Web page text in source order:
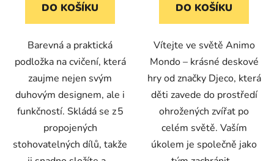
DO KOŠÍKU
Barevná a praktická
podložka na cvičení, která
zaujme nejen svým
duhovým designem, ale i
funkčností. Skládá se z 5
propojených
stohovatelných dílů, takže
DO KOŠÍKU
Vítejte ve světě Animo
Mondo – krásné deskové
hry od značky Djeco, která
děti zavede do prostředí
ohrožených zvířat po
celém světě. Vaším
úkolem je společně jako